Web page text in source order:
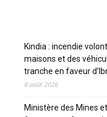
Kindia : incendie
maisons et des
tranche en faveur
4 août 2026
Ministère des Mines